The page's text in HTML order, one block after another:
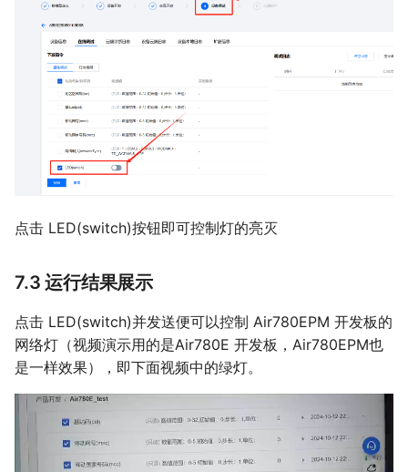
点击 LED(switch)按钮即可控制灯的亮灭
7.3 运行结果展示
点击 LED(switch)并发送便可以控制 Air780EPM 开发板的
网络灯（视频演示用的是Air780E 开发板，Air780EPM也
是一样效果），即下面视频中的绿灯。